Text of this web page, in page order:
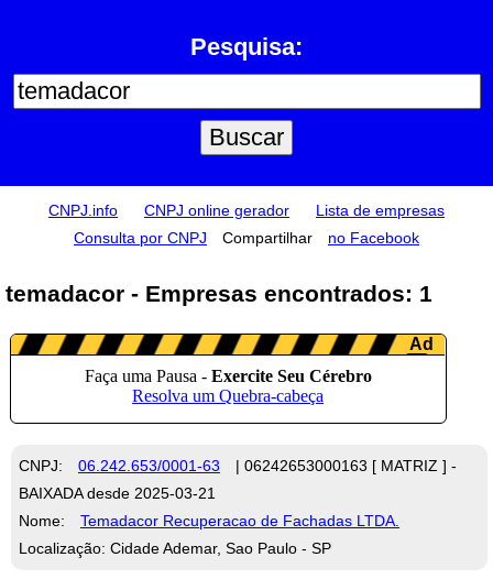
Pesquisa:
CNPJ.info CNPJ online gerador
Lista de empresas
Consulta por CNPJ
Compartilhar no Facebook
temadacor - Empresas encontrados: 1
CNPJ: 06.242.653/0001-63
| 06242653000163 [ MATRIZ ] -
BAIXADA desde 2025-03-21
Nome:
Temadacor Recuperacao de Fachadas LTDA.
Localização: Cidade Ademar, Sao Paulo - SP